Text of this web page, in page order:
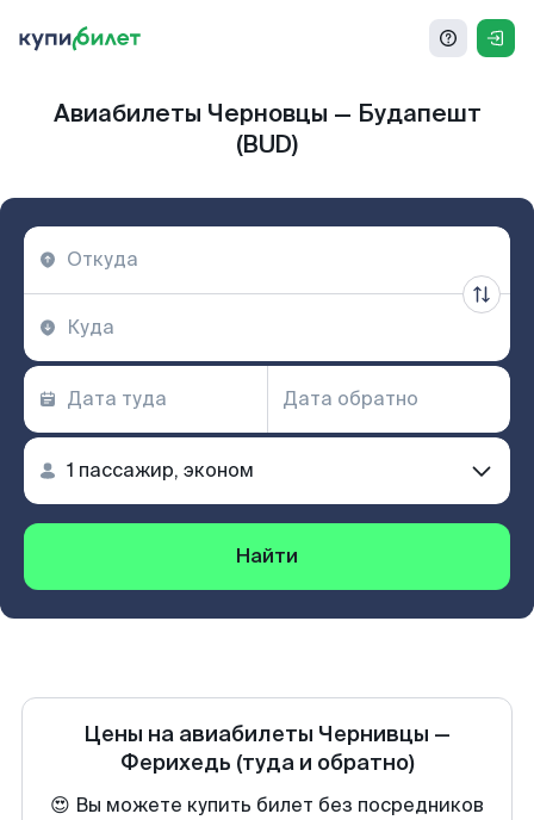
Авиабилеты Черновцы — Будапешт
(BUD)
Найти
Цены на авиабилеты Чернивцы —
Ферихедь (туда и обратно)
😍 Вы можете купить билет без посредников